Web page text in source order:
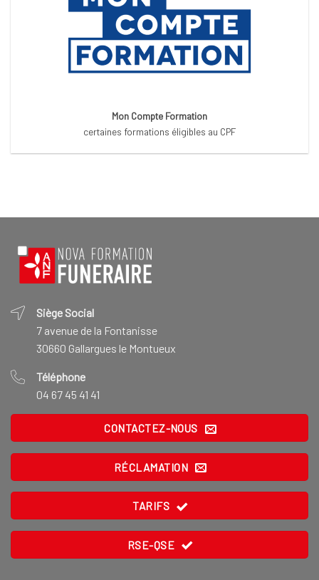
Mon Compte Formation
certaines formations éligibles au CPF
Siège Social
7 avenue de la Fontanisse
30660 Gallargues le Montueux
Téléphone
04 67 45 41 41
CONTACTEZ-NOUS
RÉCLAMATION
TARIFS
RSE-QSE